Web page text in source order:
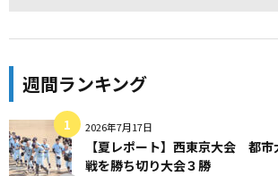
週間ランキング
2026年7月17日
【夏レポート】西東京大会 都
戦を勝ち切り大会３勝